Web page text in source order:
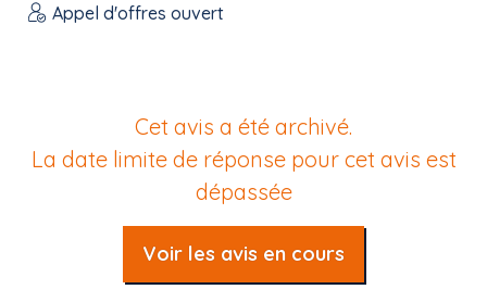
Appel d'offres ouvert
Cet avis a été archivé.
La date limite de réponse pour cet avis est
dépassée
Voir les avis en cours